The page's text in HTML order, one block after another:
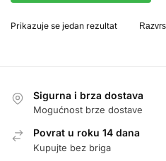
Prikazuje se jedan rezultat
Sigurna i brza dostava
Mogućnost brze dostave
Povrat u roku 14 dana
Kupujte bez briga